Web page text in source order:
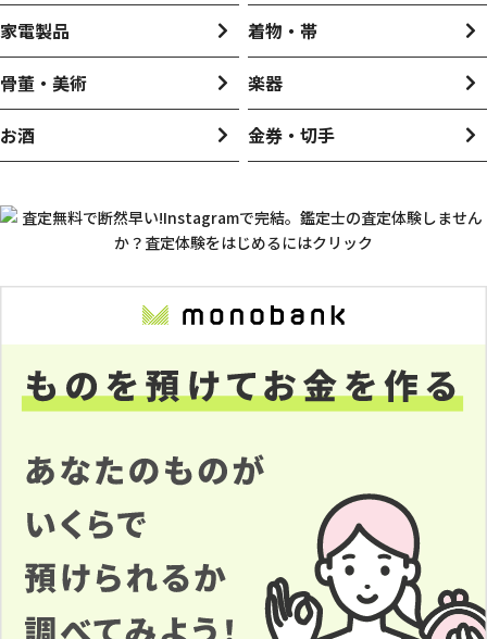
家電製品
着物・帯
骨董・美術
楽器
お酒
金券・切手